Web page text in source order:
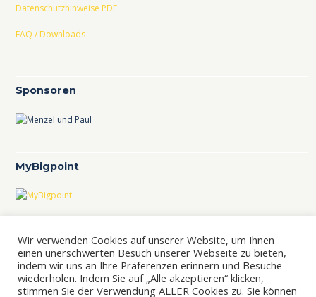
Datenschutzhinweise PDF
FAQ / Downloads
Sponsoren
MyBigpoint
TCL-Ranking im TVBB
Wir verwenden Cookies auf unserer Website, um Ihnen
einen unerschwerten Besuch unserer Webseite zu bieten,
indem wir uns an Ihre Präferenzen erinnern und Besuche
wiederholen. Indem Sie auf „Alle akzeptieren“ klicken,
stimmen Sie der Verwendung ALLER Cookies zu. Sie können